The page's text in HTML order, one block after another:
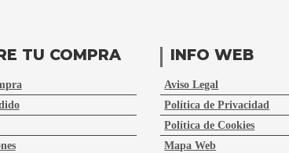
TU COMPRA INFO WEB
Aviso Legal
Política de Privacidad
Política de Cookies
Mapa Web